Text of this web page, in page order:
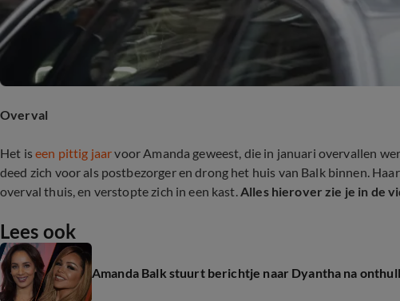
Overval
Het iseen pittig jaarvoor Amanda geweest, die in januari overvallen
deed zich voor als postbezorger en drong het huis van Balk binnen.
overval thuis, en verstopte zich in een kast.Alles hierover zie je in de
Lees ook
Amanda Balk stuurt berichtje naar Dyantha na